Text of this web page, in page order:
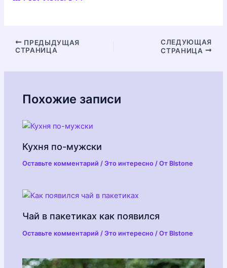
НавигацияПРЕДЫДУЩАЯ
СТРАНИЦА
СЛЕДУЮЩАЯ
СТРАНИЦА
Похожие записи
Кухня по-мужски
Оставьте комментарий /Это интересно / От Blstone
Чай в пакетиках как появился
Оставьте комментарий /Это интересно / От Blstone